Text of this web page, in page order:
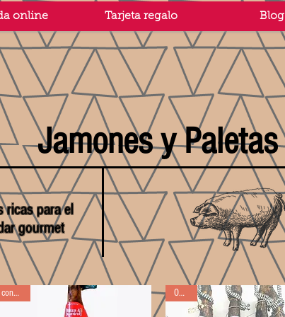
online Tarjeta regalo Blog
ricas para el
gourmet
Jamones y Paletas
conseillé OFFRE